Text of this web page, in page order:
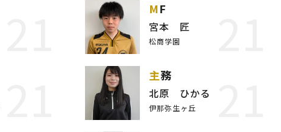
MF
宮本 匠
松商学園
主務
北原 ひかる
伊那弥生ヶ丘